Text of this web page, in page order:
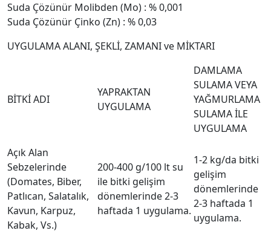
Suda Çözünür Molibden (Mo) : % 0,001
Suda Çözünür Çinko (Zn) : % 0,03
UYGULAMA ALANI, ŞEKLİ, ZAMANI ve MİKTARI
BİTKİ ADI
YAPRAKTAN
UYGULAMA
DAMLAMA
SULAMA VEYA
YAĞMURLAMA
SULAMA İLE
UYGULAMA
Açık Alan
Sebzelerinde
(Domates, Biber,
Patlıcan, Salatalık,
Kavun, Karpuz,
Kabak, Vs.)
200-400 g/100 lt su
ile bitki gelişim
dönemlerinde 2-3
haftada 1 uygulama.
1-2 kg/da bitki
gelişim
dönemlerinde
2-3 haftada 1
uygulama.